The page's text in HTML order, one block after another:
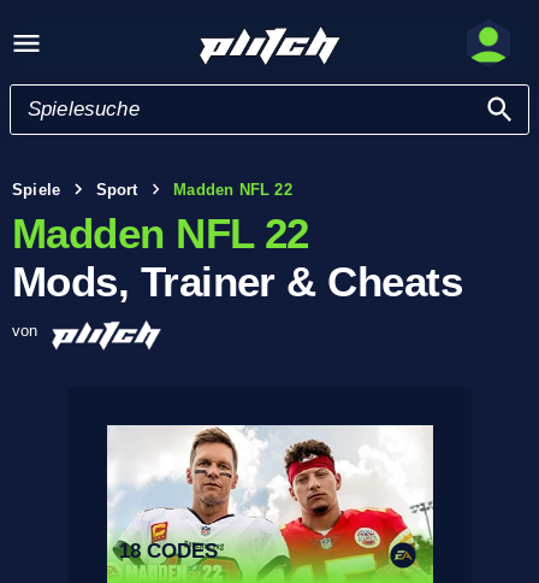
Spiele Sport Madden NFL 22
Madden NFL 22
Mods, Trainer & Cheats
von
18 CODES